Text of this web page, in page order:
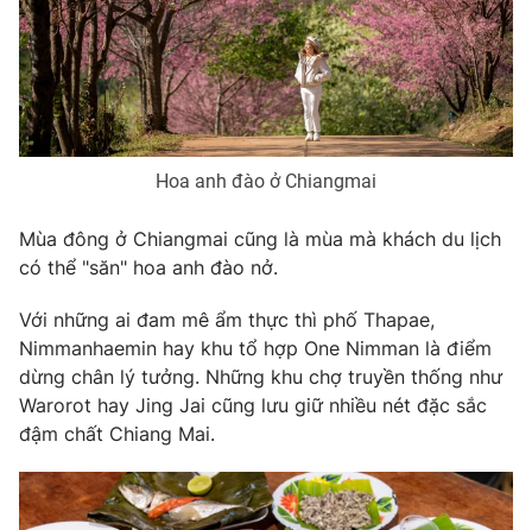
Tổng đài VTV:024.38 355 931 - 024.38 355 932
Ðiện thoại Thời báo VTV:024.66 897 897
Email: toasoan@vtv.vn
Liên hệ quảng cáo:024-7300.7108
® Cấm sao chép dưới mọi hình thức nếu không có sự chấp
thuận bằng văn bản. Ghi rõ nguồn VTV.vn khi phát hành lại
thông tin từ website này.
Hoa anh đào ở Chiangmai
Mùa đông ở Chiangmai cũng là mùa mà khách du lịch
có thể "săn" hoa anh đào nở.
Với những ai đam mê ẩm thực thì phố Thapae,
Nimmanhaemin hay khu tổ hợp One Nimman là điểm
dừng chân lý tưởng. Những khu chợ truyền thống như
Warorot hay Jing Jai cũng lưu giữ nhiều nét đặc sắc
đậm chất Chiang Mai.